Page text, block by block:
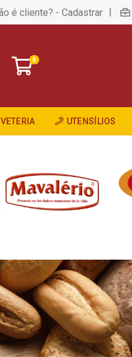
é cliente? - Cadastrar |
0
UTENSÍLIOS